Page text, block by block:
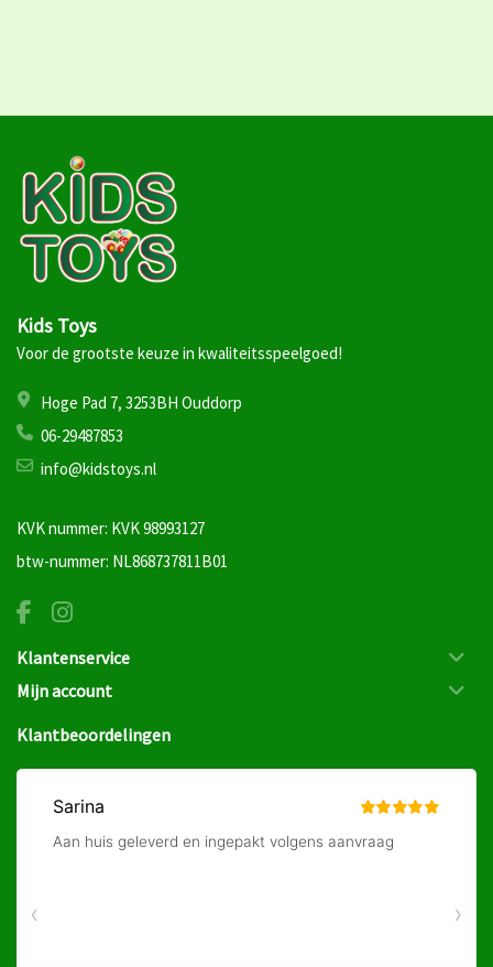
Kids Toys
Voor de grootste keuze in kwaliteitsspeelgoed!
Hoge Pad 7, 3253BH Ouddorp
06-29487853
info@kidstoys.nl
KVK nummer: KVK 98993127
btw-nummer: NL868737811B01
Klantenservice
Mijn account
Klantbeoordelingen